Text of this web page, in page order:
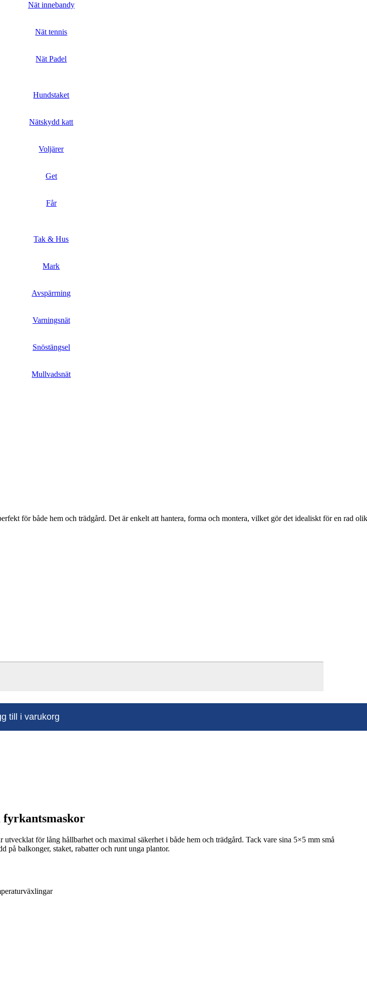
Nät innebandy
Nät tennis
Nät Padel
Hundstaket
Nätskydd katt
Voljärer
Get
Får
Tak & Hus
Mark
Avspärrning
Varningsnät
Snöstängsel
Mullvadsnät
för både hem och trädgård. Det är enkelt att hantera, forma och montera, vilket gör det idealiskt för en rad
till i varukorg
fyrkantsmaskor
för lång hållbarhet och maximal säkerhet i både hem och trädgård. Tack vare sina 5×5 mm små
på balkonger, staket, rabatter och runt unga plantor.